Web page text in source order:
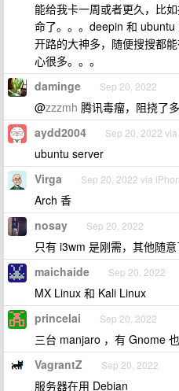
能给我卡一周或者更久，比
命了。。。deepin 和
开路的大神多，随便搜搜都
心很多。。。
daminge Sep 20, 2022
@zzzmh 腾讯毒瘤，阻挠了
aydd2004 Sep 20, 2022
ubuntu server
Virga Sep 20, 2022 via
Arch 香
nosay Sep 20, 2022
只有 i3wm 是刚需，其他随意
maichaide Sep 20, 2022
MX Linux 和 Kali Linux
princelai Sep 20, 2022
三台 manjaro ，有 Gnome
VagrantZ Sep 20, 2022
服务器在用 Debian